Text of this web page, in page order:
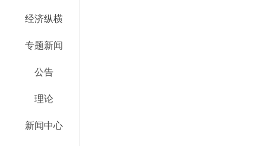
经济纵横
专题新闻
公告
理论
新闻中心